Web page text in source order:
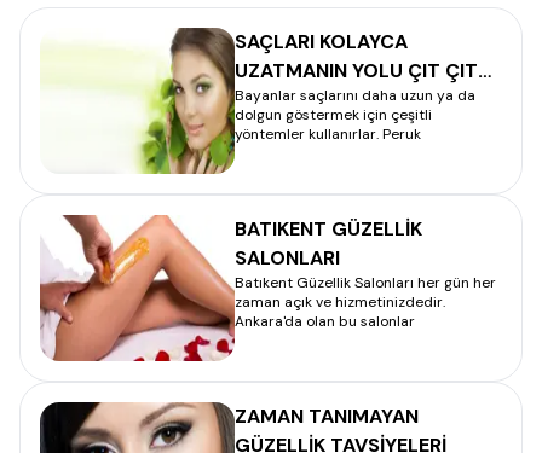
SAÇLARI KOLAYCA
UZATMANIN YOLU ÇIT ÇIT
NASIL TAKILIR
Bayanlar saçlarını daha uzun ya da
dolgun göstermek için çeşitli
yöntemler kullanırlar. Peruk
BATIKENT GÜZELLİK
SALONLARI
Batıkent Güzellik Salonları her gün her
zaman açık ve hizmetinizdedir.
Ankara'da olan bu salonlar
ZAMAN TANIMAYAN
GÜZELLİK TAVSİYELERİ